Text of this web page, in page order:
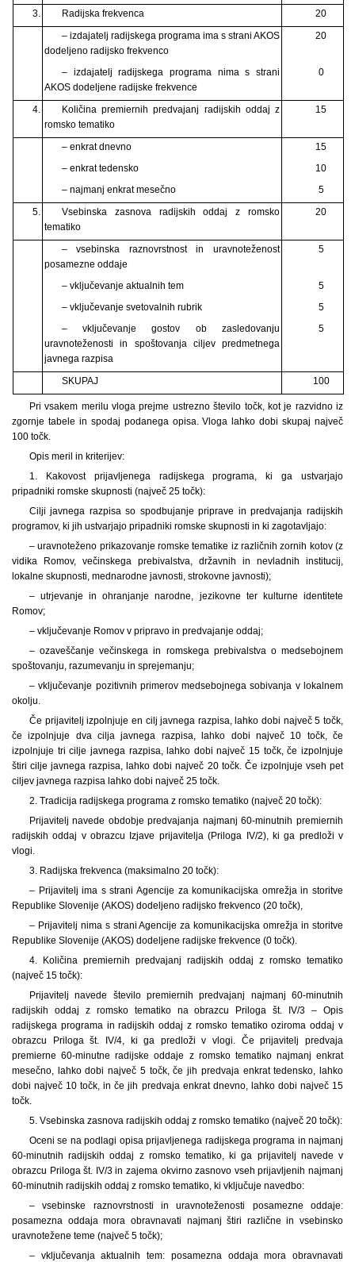
3. Radijska frekvenca
20
– izdajatelj radijskega programa ima s strani AKOS
dodeljeno radijsko frekvenco
20
– izdajatelj radijskega programa nima s strani
AKOS dodeljene radijske frekvence
0
4.
Količina premiernih predvajanj radijskih oddaj z
romsko tematiko
15
– enkrat dnevno
15
– enkrat tedensko
10
– najmanj enkrat mesečno
5
5.
Vsebinska zasnova radijskih oddaj z romsko
tematiko
20
– vsebinska raznovrstnost in uravnoteženost
posamezne oddaje
5
– vključevanje aktualnih tem
5
– vključevanje svetovalnih rubrik
5
– vključevanje gostov ob zasledovanju
uravnoteženosti in spoštovanja ciljev predmetnega
javnega razpisa
5
SKUPAJ 100
Pri vsakem merilu vloga prejme ustrezno število točk, kot je razvidno iz
zgornje tabele in spodaj podanega opisa. Vloga lahko dobi skupaj največ
100 točk.
Opis meril in kriterijev:
1. Kakovost prijavljenega radijskega programa, ki ga ustvarjajo
pripadniki romske skupnosti (največ 25 točk):
Cilji javnega razpisa so spodbujanje priprave in predvajanja radijskih
programov, ki jih ustvarjajo pripadniki romske skupnosti in ki zagotavljajo:
– uravnoteženo prikazovanje romske tematike iz različnih zornih kotov (z
vidika Romov, večinskega prebivalstva, državnih in nevladnih institucij,
lokalne skupnosti, mednarodne javnosti, strokovne javnosti);
– utrjevanje in ohranjanje narodne, jezikovne ter kulturne identitete
Romov;
– vključevanje Romov v pripravo in predvajanje oddaj;
– ozaveščanje večinskega in romskega prebivalstva o medsebojnem
spoštovanju, razumevanju in sprejemanju;
– vključevanje pozitivnih primerov medsebojnega sobivanja v lokalnem
okolju.
Če prijavitelj izpolnjuje en cilj javnega razpisa, lahko dobi največ 5 točk,
če izpolnjuje dva cilja javnega razpisa, lahko dobi največ 10 točk, če
izpolnjuje tri cilje javnega razpisa, lahko dobi največ 15 točk, če izpolnjuje
štiri cilje javnega razpisa, lahko dobi največ 20 točk. Če izpolnjuje vseh pet
ciljev javnega razpisa lahko dobi največ 25 točk.
2. Tradicija radijskega programa z romsko tematiko (največ 20 točk):
Prijavitelj navede obdobje predvajanja najmanj 60-minutnih premiernih
radijskih oddaj v obrazcu Izjave prijavitelja (Priloga IV/2), ki ga predloži v
vlogi.
3. Radijska frekvenca (maksimalno 20 točk):
– Prijavitelj ima s strani Agencije za komunikacijska omrežja in storitve
Republike Slovenije (AKOS) dodeljeno radijsko frekvenco (20 točk),
– Prijavitelj nima s strani Agencije za komunikacijska omrežja in storitve
Republike Slovenije (AKOS) dodeljene radijske frekvence (0 točk).
4. Količina premiernih predvajanj radijskih oddaj z romsko tematiko
(največ 15 točk):
Prijavitelj navede število premiernih predvajanj najmanj 60-minutnih
radijskih oddaj z romsko tematiko na obrazcu Priloga št. IV/3 – Opis
radijskega programa in radijskih oddaj z romsko tematiko oziroma oddaj v
obrazcu Priloga št. IV/4, ki ga predloži v vlogi. Če prijavitelj predvaja
premierne 60-minutne radijske oddaje z romsko tematiko najmanj enkrat
mesečno, lahko dobi največ 5 točk, če jih predvaja enkrat tedensko, lahko
dobi največ 10 točk, in če jih predvaja enkrat dnevno, lahko dobi največ 15
točk.
5. Vsebinska zasnova radijskih oddaj z romsko tematiko (največ 20 točk):
Oceni se na podlagi opisa prijavljenega radijskega programa in najmanj
60-minutnih radijskih oddaj z romsko tematiko, ki ga prijavitelj navede v
obrazcu Priloga št. IV/3 in zajema okvirno zasnovo vseh prijavljenih najmanj
60-minutnih radijskih oddaj z romsko tematiko, ki vključuje navedbo:
– vsebinske raznovrstnosti in uravnoteženosti posamezne oddaje:
posamezna oddaja mora obravnavati najmanj štiri različne in vsebinsko
uravnotežene teme (največ 5 točk);
– vključevanja aktualnih tem: posamezna oddaja mora obravnavati